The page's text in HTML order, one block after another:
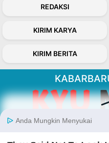
REDAKSI
KIRIM KARYA
KIRIM BERITA